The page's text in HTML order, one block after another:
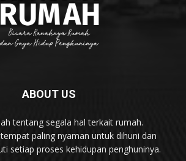
ABOUT US
tentang segala hal terkait rumah.
paling nyaman untuk dihuni dan
setiap proses kehidupan penghuninya.